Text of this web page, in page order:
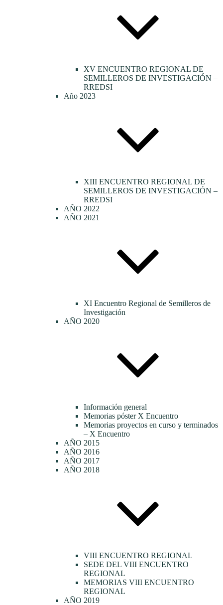
XV ENCUENTRO REGIONAL DE
SEMILLEROS DE INVESTIGACIÓN –
RREDSI
Año 2023
XIII ENCUENTRO REGIONAL DE
SEMILLEROS DE INVESTIGACIÓN –
RREDSI
AÑO 2022
AÑO 2021
XI Encuentro Regional de Semilleros de
Investigación
AÑO 2020
Información general
Memorias póster X Encuentro
Memorias proyectos en curso y terminados
– X Encuentro
AÑO 2015
AÑO 2016
AÑO 2017
AÑO 2018
VIII ENCUENTRO REGIONAL
SEDE DEL VIII ENCUENTRO
REGIONAL
MEMORIAS VIII ENCUENTRO
REGIONAL
AÑO 2019